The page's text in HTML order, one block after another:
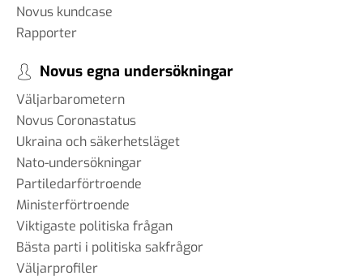
Novus kundcase
Rapporter
Novus egna undersökningar
Väljarbarometern
Novus Coronastatus
Ukraina och säkerhetsläget
Nato-undersökningar
Partiledarförtroende
Ministerförtroende
Viktigaste politiska frågan
Bästa parti i politiska sakfrågor
Väljarprofiler